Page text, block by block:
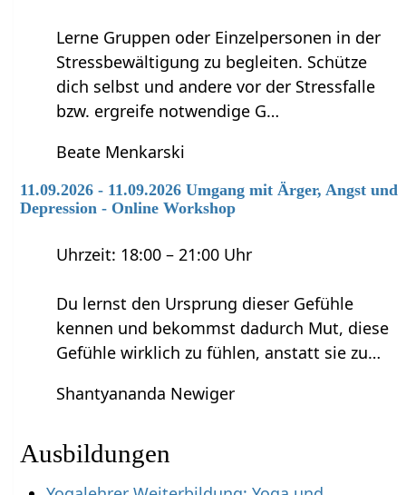
Lerne Gruppen oder Einzelpersonen in der
Stressbewältigung zu begleiten. Schütze
dich selbst und andere vor der Stressfalle
bzw. ergreife notwendige G…
Beate Menkarski
11.09.2026 - 11.09.2026 Umgang mit Ärger, Angst und
Depression - Online Workshop
Uhrzeit: 18:00 – 21:00 Uhr
Du lernst den Ursprung dieser Gefühle
kennen und bekommst dadurch Mut, diese
Gefühle wirklich zu fühlen, anstatt sie zu…
Shantyananda Newiger
Ausbildungen